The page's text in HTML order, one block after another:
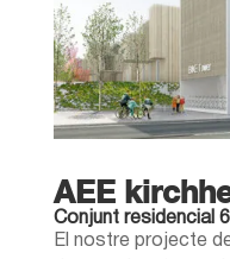
AEE
Conjunt residencial
El nostre projecte